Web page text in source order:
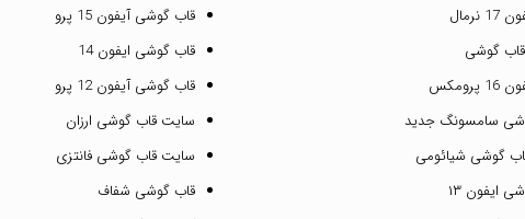
گوشی
سامسونگ جدید
گوشی شیائومی
ایفون ۱۳
قاب گوشی آیفون 15 پرو
قاب گوشی ایفون 14
قاب گوشی آیفون 12 پرو
سایت قاب گوشی ارزان
سایت قاب گوشی فانتزی
قاب گوشی شفاف